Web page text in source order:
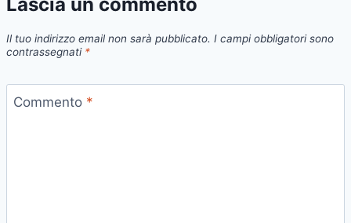
Il tuo indirizzo email non sarà pubblicato. I campi obbligatori sono
contrassegnati *
Commento *